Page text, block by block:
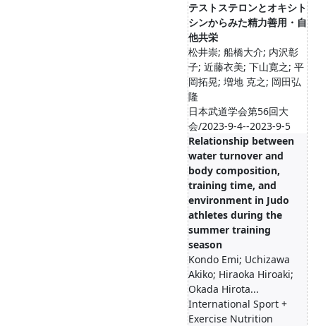
テストステロンとオキシト
シンからみた精力善用・自
他共栄
松井崇; 船橋大介; 内沢彰
子; 近藤衣美; 下山寛之; 平
岡拓晃; 増地 克之; 岡田弘
隆
日本武道学会第56回大
会/2023-9-4--2023-9-5
Relationship between
water turnover and
body composition,
training time, and
environment in Judo
athletes during the
summer training
season
Kondo Emi; Uchizawa
Akiko; Hiraoka Hiroaki;
Okada Hirota...
International Sport +
Exercise Nutrition